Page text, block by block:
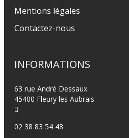
Mentions légales
Contactez-nous
INFORMATIONS
63 rue André Dessaux
45400 Fleury les Aubrais
02 38 83 54 48